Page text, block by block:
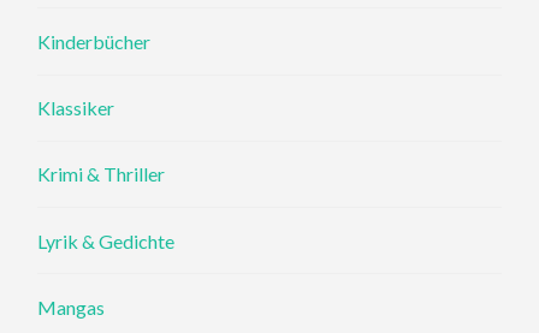
Kinderbücher
Klassiker
Krimi & Thriller
Lyrik & Gedichte
Mangas